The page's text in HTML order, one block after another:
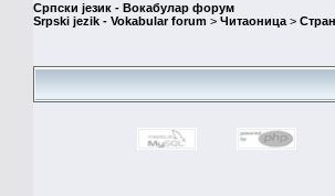
Српски језик - Вокабулар форум
Srpski jezik - Vokabular forum > Читаоница >